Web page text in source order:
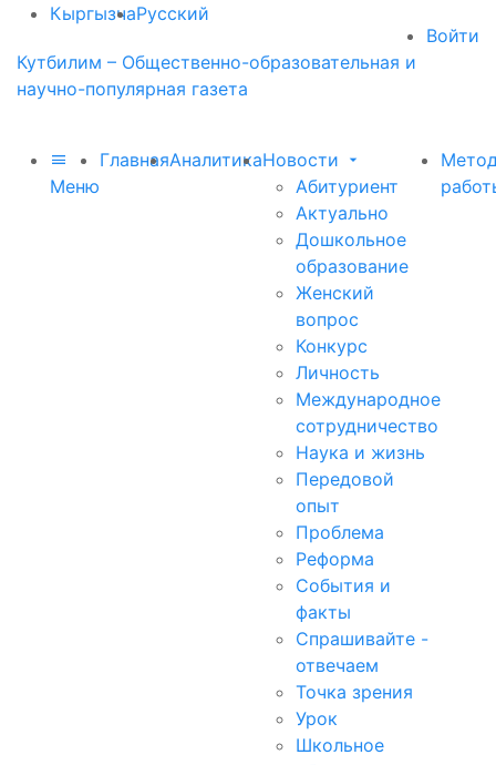
КыргызчаРусский
Войти
Кутбилим – Общественно-образовательная и
научно-популярная газета
Меню
ГлавнаяАналитикаНовости
Абитуриент
Актуально
Дошкольное
образование
Женский
вопрос
Конкурс
Личность
Международное
сотрудничество
Наука и жизнь
Передовой
опыт
Проблема
Реформа
События и
факты
Спрашивайте -
отвечаем
Точка зрения
Урок
Школьное